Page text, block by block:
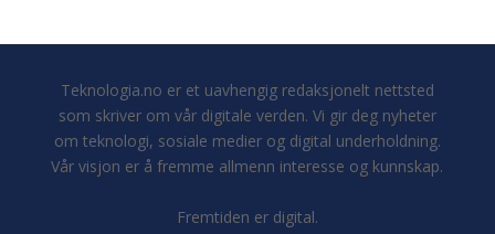
Teknologia.no er et uavhengig redaksjonelt nettsted
som skriver om vår digitale verden. Vi gir deg nyheter
om teknologi, sosiale medier og digital underholdning.
Vår visjon er å fremme allmenn interesse og kunnskap.
Fremtiden er digital.